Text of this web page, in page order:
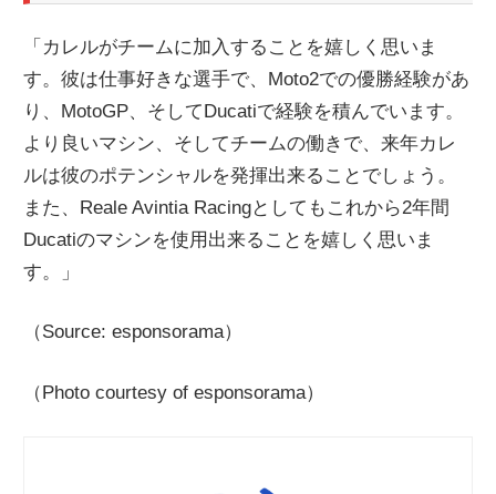
「カレルがチームに加入することを嬉しく思いま
す。彼は仕事好きな選手で、Moto2での優勝経験があ
り、MotoGP、そしてDucatiで経験を積んでいます。
より良いマシン、そしてチームの働きで、来年カレ
ルは彼のポテンシャルを発揮出来ることでしょう。
また、Reale Avintia Racingとしてもこれから2年間
Ducatiのマシンを使用出来ることを嬉しく思いま
す。」
（Source: esponsorama）
（Photo courtesy of esponsorama）